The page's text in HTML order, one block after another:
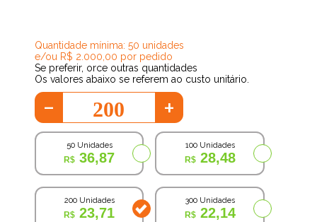
Quantidade mínima: 50 unidades
e/ou R$ 2.000,00 por pedido
Se preferir, orce outras quantidades
Os valores abaixo se referem ao custo unitário.
- +
50 Unidades
36,87
100 Unidades
28,48
200 Unidades
23,71
300 Unidades
22,14